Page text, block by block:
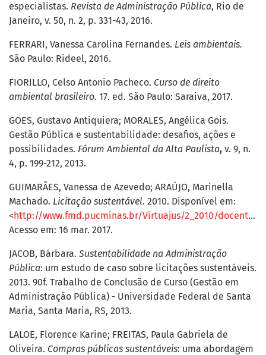
especialistas. Revista de Administração Pública, Rio de
Janeiro, v. 50, n. 2, p. 331-43, 2016.
FERRARI, Vanessa Carolina Fernandes. Leis ambientais.
São Paulo: Rideel, 2016.
FIORILLO, Celso Antonio Pacheco. Curso de direito
ambiental brasileiro. 17. ed. São Paulo: Saraiva, 2017.
GOES, Gustavo Antiquiera; MORALES, Angélica Gois.
Gestão Pública e sustentabilidade: desafios, ações e
possibilidades. Fórum Ambiental da Alta Paulista, v. 9, n.
4, p. 199-212, 2013.
GUIMARÃES, Vanessa de Azevedo; ARAÚJO, Marinella
Machado. Licitação sustentável. 2010. Disponível em:
< http://www.fmd.pucminas.br/Virtuajus/2_2010/docentes/LICITACAO%20SUSTENTAVEL.pdf
Acesso em: 16 mar. 2017.
JACOB, Bárbara. Sustentabilidade na Administração
Pública: um estudo de caso sobre licitações sustentáveis.
2013. 90f. Trabalho de Conclusão de Curso (Gestão em
Administração Pública) - Universidade Federal de Santa
Maria, Santa Maria, RS, 2013.
LALOE, Florence Karine; FREITAS, Paula Gabriela de
Oliveira. Compras públicas sustentáveis: uma abordagem